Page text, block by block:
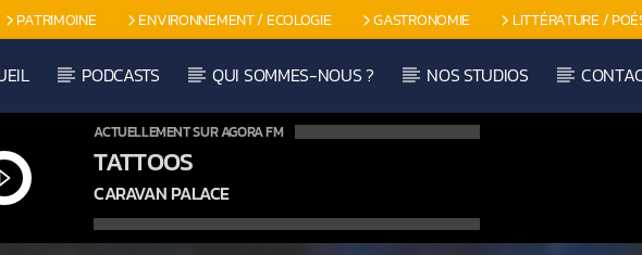
PATRIMOINE ENVIRONNEMENT / ECOLOGIE GASTRONOMIE LITTÉRATURE /
PODCASTS QUI SOMMES-NOUS ? NOS STUDIOS
ACTUELLEMENT SUR AGORA FM
TATTOOS
CARAVAN PALACE